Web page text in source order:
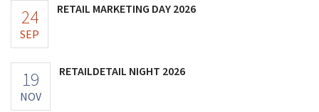
24
SEP
RETAIL MARKETING DAY 2026
19
NOV
RETAILDETAIL NIGHT 2026